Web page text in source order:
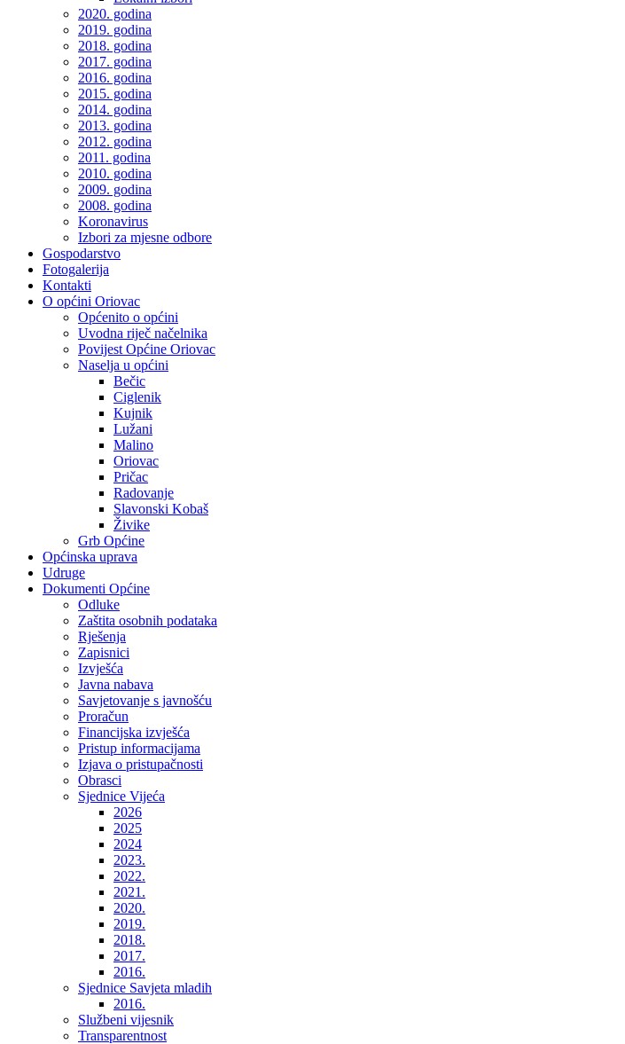
2020. godina
2019. godina
2018. godina
2017. godina
2016. godina
2015. godina
2014. godina
2013. godina
2012. godina
2011. godina
2010. godina
2009. godina
2008. godina
Koronavirus
Izbori za mjesne odbore
Gospodarstvo
Fotogalerija
Kontakti
O općini Oriovac
Općenito o općini
Uvodna riječ načelnika
Povijest Općine Oriovac
Naselja u općini
Bečic
Ciglenik
Kujnik
Lužani
Malino
Oriovac
Pričac
Radovanje
Slavonski Kobaš
Živike
Grb Općine
Općinska uprava
Udruge
Dokumenti Općine
Odluke
Zaštita osobnih podataka
Rješenja
Zapisnici
Izvješća
Javna nabava
Savjetovanje s javnošću
Proračun
Financijska izvješća
Pristup informacijama
Izjava o pristupačnosti
Obrasci
Sjednice Vijeća
2026
2025
2024
2023.
2022.
2021.
2020.
2019.
2018.
2017.
2016.
Sjednice Savjeta mladih
2016.
Službeni vijesnik
Transparentnost